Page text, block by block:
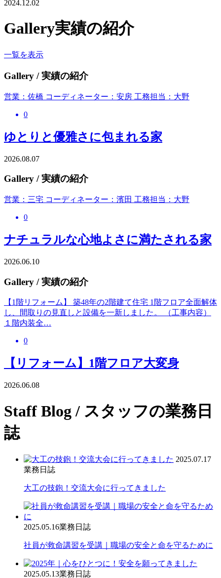
2024.12.02
Gallery実績の紹介
一覧を表示
Gallery / 実績の紹介
営業：佐橋 コーディネーター：安房 工務担当：大野
0
ゆとりと優雅さに包まれる家
2026.08.07
Gallery / 実績の紹介
営業：三宅 コーディネーター：濱田 工務担当：大野
0
ナチュラルな心地よさに満たされる家
2026.06.10
Gallery / 実績の紹介
【1階リフォーム】 築48年の2階建て住宅 1階フロア全面解体
し、間取りの見直しと設備を一新しました。 （工事内容）
１階内装全…
0
【リフォーム】1階フロア大変身
2026.06.08
Staff Blog / スタッフの業務日
誌
2025.07.17
業務日誌
大工の技鉋！交流大会に行ってきました
2025.05.16業務日誌
社員が救命講習を受講｜職場の安全と命を守るために
2025.05.13業務日誌